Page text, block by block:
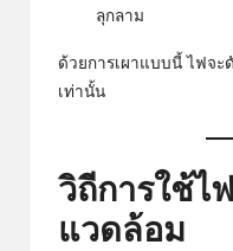
ลุกลาม
ด้วยการเผาแบบนี้ ไฟจะ
เท่านั้น
วิถีการใช้ไ
แวดล้อม